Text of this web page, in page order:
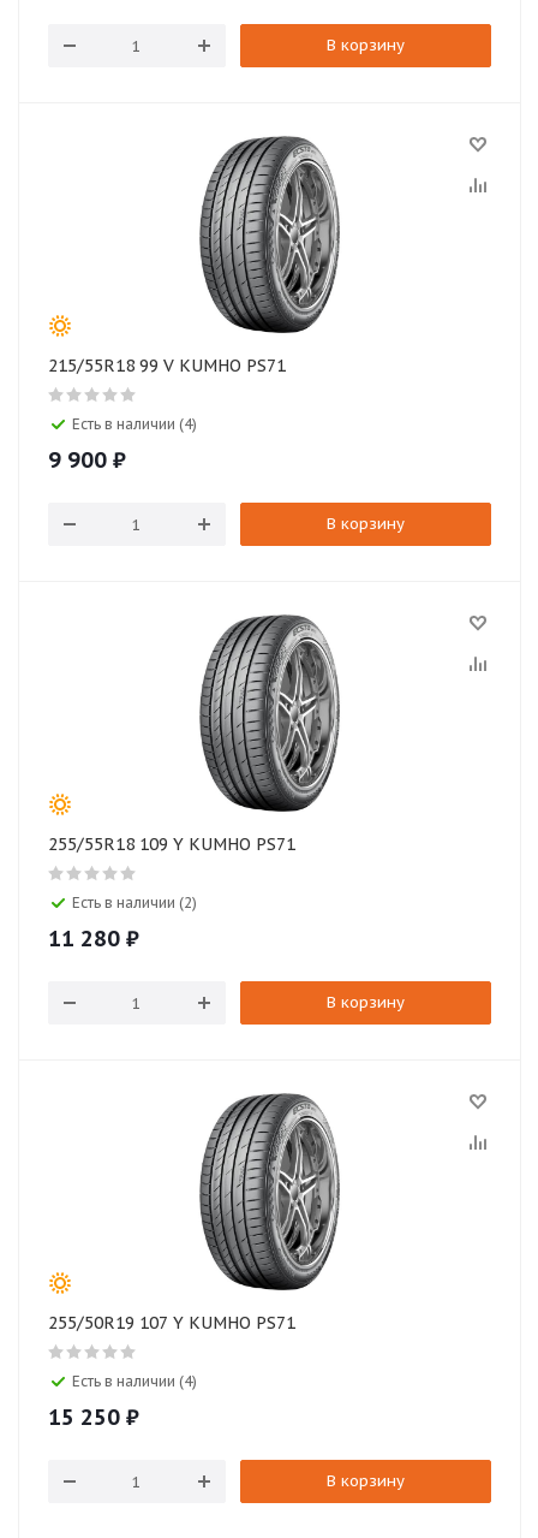
В корзину
215/55R18 99 V KUMHO PS71
Есть в наличии (4)
9 900 ₽
В корзину
255/55R18 109 Y KUMHO PS71
Есть в наличии (2)
11 280 ₽
В корзину
255/50R19 107 Y KUMHO PS71
Есть в наличии (4)
15 250 ₽
В корзину